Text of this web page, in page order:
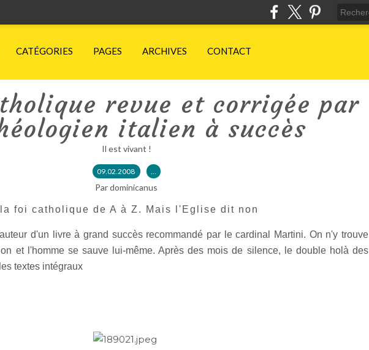
CATÉGORIES PAGES ARCHIVES CONTACT
revue et corrigée par
italien à succès
Il est vivant !
09.02.2008 …
Par dominicanus
foi catholique de A à Z. Mais l'Eglise dit non
d'un livre à grand succès recommandé par le cardinal Martini. On n'y trouve
et l'homme se sauve lui-même. Après des mois de silence, le double holà des
textes intégraux